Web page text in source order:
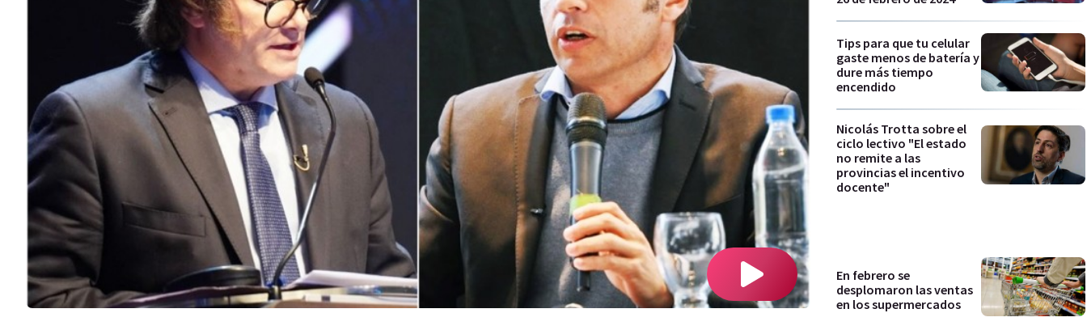
Tips para que tu celular
gaste menos de batería y
dure más tiempo
encendido
Nicolás Trotta sobre el
ciclo lectivo "El estado
no remite a las
provincias el incentivo
docente"
En febrero se
desplomaron las ventas
en los supermercados